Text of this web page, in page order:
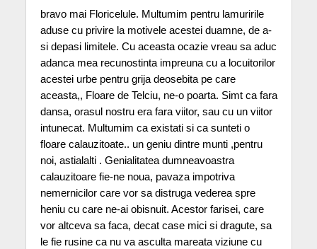
bravo mai Floricelule. Multumim pentru lamuririle
aduse cu privire la motivele acestei duamne, de a-
si depasi limitele. Cu aceasta ocazie vreau sa aduc
adanca mea recunostinta impreuna cu a locuitorilor
acestei urbe pentru grija deosebita pe care
aceasta,, Floare de Telciu, ne-o poarta. Simt ca fara
dansa, orasul nostru era fara viitor, sau cu un viitor
intunecat. Multumim ca existati si ca sunteti o
floare calauzitoate.. un geniu dintre munti ,pentru
noi, astialalti . Genialitatea dumneavoastra
calauzitoare fie-ne noua, pavaza impotriva
nemernicilor care vor sa distruga vederea spre
heniu cu care ne-ai obisnuit. Acestor farisei, care
vor altceva sa faca, decat case mici si dragute, sa
le fie rusine ca nu va asculta mareata viziune cu